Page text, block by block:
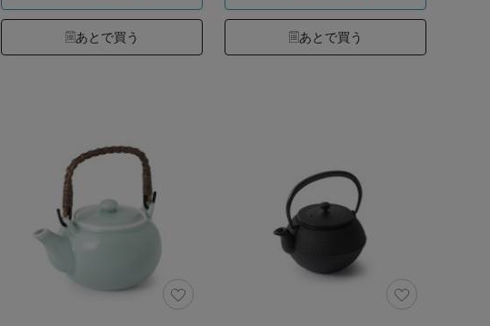
あとで買う あとで買う